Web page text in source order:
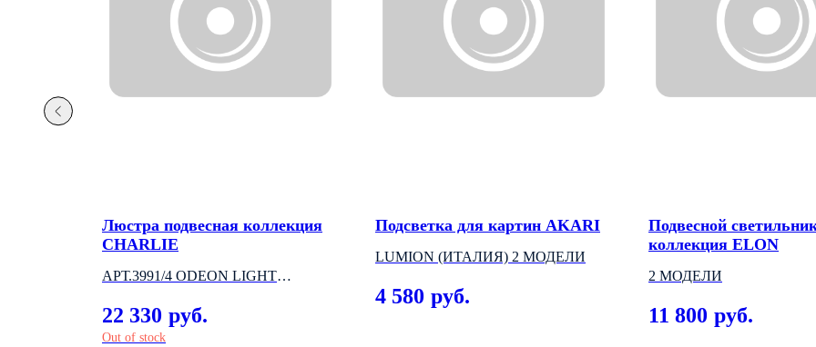
Люстра подвесная коллекция
CHARLIE
АРТ.3991/4 ODEON LIGHT
(ИТАЛИЯ)
22 330 руб.
Out of stock
Подсветка для картин AKARI
LUMION (ИТАЛИЯ) 2 МОДЕЛИ
4 580 руб.
Подвесной
коллекция ELON
2 МОДЕЛИ
11 800 руб.